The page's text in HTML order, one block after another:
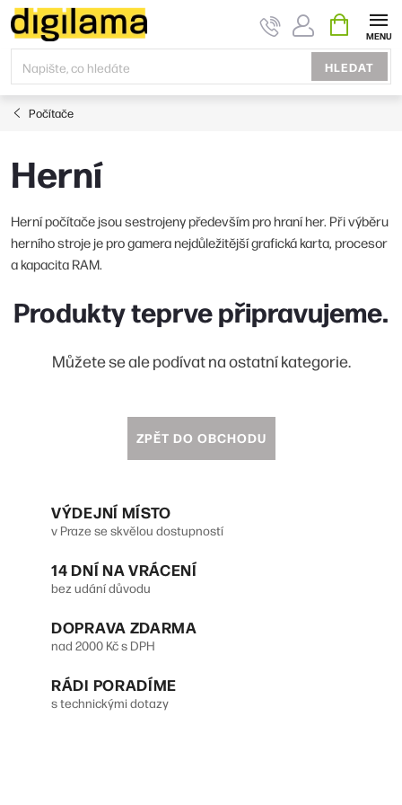
Přejít
na
obsah
HLEDAT
KOŠÍK
Počítače
Herní
Herní počítače jsou sestrojeny především pro hraní her. Při výběru
herního stroje je pro gamera nejdůležitější grafická karta, procesor
a kapacita RAM.
Produkty teprve připravujeme.
Můžete se ale podívat na ostatní kategorie.
ZPĚT DO OBCHODU
VÝDEJNÍ MÍSTO
v Praze se skvělou dostupností
14 DNÍ NA VRÁCENÍ
bez udání důvodu
DOPRAVA ZDARMA
nad 2000 Kč s DPH
RÁDI PORADÍME
s technickými dotazy